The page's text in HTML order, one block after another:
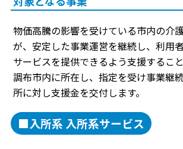
物価高騰の影響を受けている市内の介
が、安定した事業運営を継続し、利用
サービスを提供できるよう支援するこ
調布市内に所在し、指定を受け事業継
所に対し支援金を交付します。
■入所系 入所系サービス